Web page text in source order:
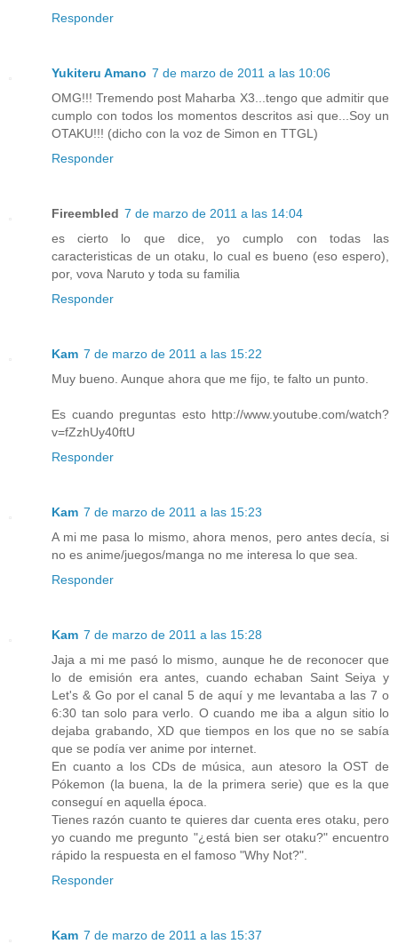
Responder
Yukiteru Amano 7 de marzo de 2011 a las 10:06
OMG!!! Tremendo post Maharba X3...tengo que admitir que
cumplo con todos los momentos descritos asi que...Soy un
OTAKU!!! (dicho con la voz de Simon en TTGL)
Responder
Fireembled 7 de marzo de 2011 a las 14:04
es cierto lo que dice, yo cumplo con todas las
caracteristicas de un otaku, lo cual es bueno (eso espero),
por, vova Naruto y toda su familia
Responder
Kam 7 de marzo de 2011 a las 15:22
Muy bueno. Aunque ahora que me fijo, te falto un punto.
Es cuando preguntas esto http://www.youtube.com/watch?
v=fZzhUy40ftU
Responder
Kam 7 de marzo de 2011 a las 15:23
A mi me pasa lo mismo, ahora menos, pero antes decía, si
no es anime/juegos/manga no me interesa lo que sea.
Responder
Kam 7 de marzo de 2011 a las 15:28
Jaja a mi me pasó lo mismo, aunque he de reconocer que
lo de emisión era antes, cuando echaban Saint Seiya y
Let's & Go por el canal 5 de aquí y me levantaba a las 7 o
6:30 tan solo para verlo. O cuando me iba a algun sitio lo
dejaba grabando, XD que tiempos en los que no se sabía
que se podía ver anime por internet.
En cuanto a los CDs de música, aun atesoro la OST de
Pókemon (la buena, la de la primera serie) que es la que
conseguí en aquella época.
Tienes razón cuanto te quieres dar cuenta eres otaku, pero
yo cuando me pregunto "¿está bien ser otaku?" encuentro
rápido la respuesta en el famoso "Why Not?".
Responder
Kam 7 de marzo de 2011 a las 15:37